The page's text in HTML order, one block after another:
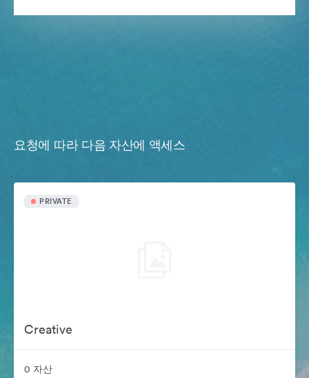
요청에 따라 다음 자산에 액세스
PRIVATE
Creative
0 자산